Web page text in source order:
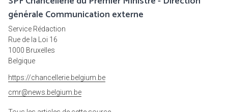
générale Communication externe
Service Rédaction
Rue de la Loi 16
1000 Bruxelles
Belgique
https://chancellerie.belgium.be
cmr@news.belgium.be